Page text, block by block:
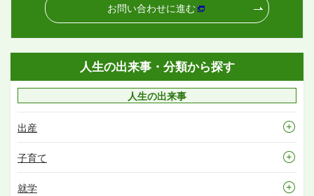
お問い合わせに進む
人生の出来事・分類から探す
人生の出来事
出産
子育て
就学